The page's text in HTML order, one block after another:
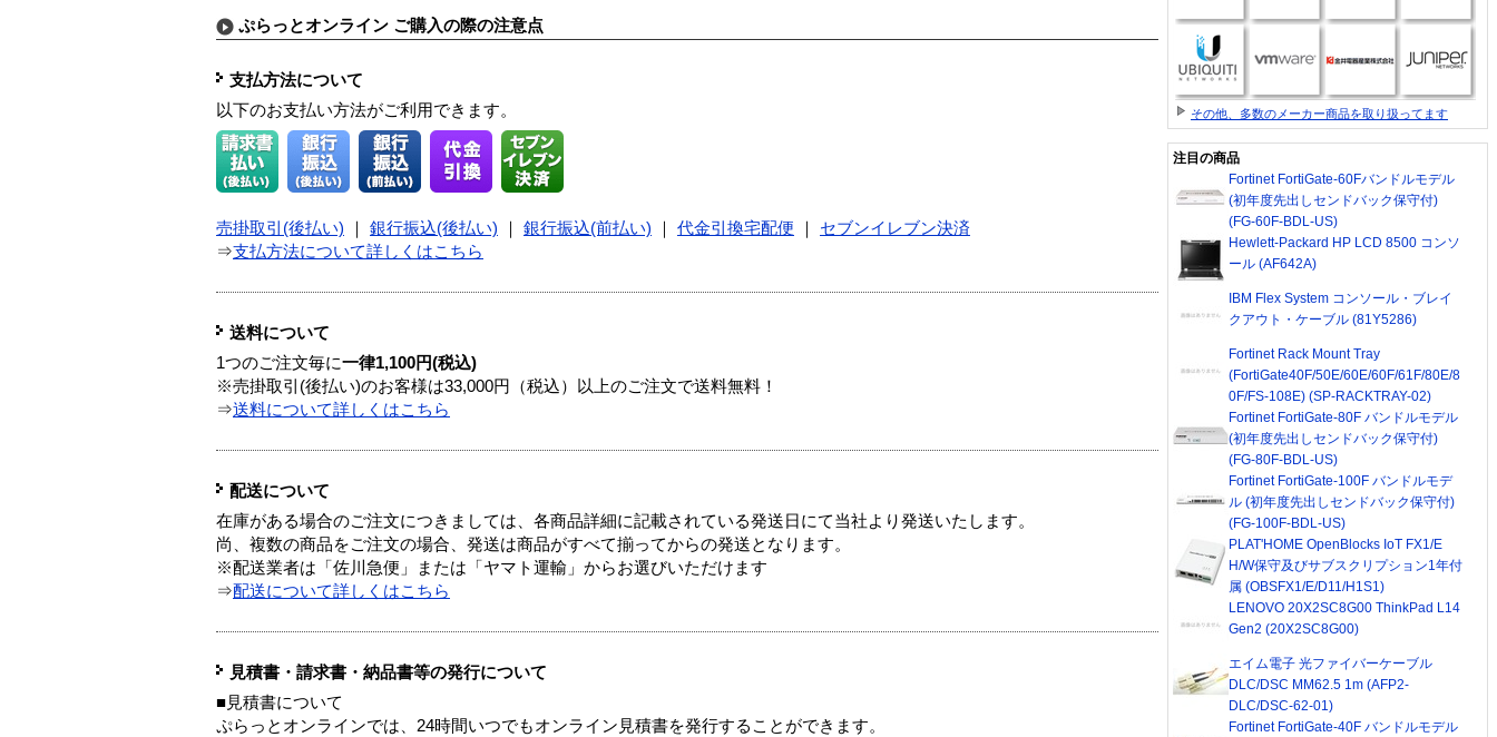
ぷらっとオンライン ご購入の際の注意点
支払方法について
以下のお支払い方法がご利用できます。
売掛取引(後払い) 銀行振込(後払い) 銀行振込(前払い) 代金引換宅配便
セブンイレブン決済
⇒支払方法について詳しくはこちら
送料について
1つのご注文毎に一律1,100円(税込)
※売掛取引(後払い)のお客様は33,000円（税込）以上のご注文で送料無料！
⇒送料について詳しくはこちら
配送について
在庫がある場合のご注文につきましては、各商品詳細に記載されている発送日にて当社より発送いたします。
尚、複数の商品をご注文の場合、発送は商品がすべて揃ってからの発送となります。
※配送業者は「佐川急便」または「ヤマト運輸」からお選びいただけます
⇒配送について詳しくはこちら
見積書・請求書・納品書等の発行について
■見積書について
ぷらっとオンラインでは、24時間いつでもオンライン見積書を発行することができます。
その他、多数のメーカー商品を取り扱ってます
注目の商品
Fortinet FortiGate-60Fバンドルモデル
(初年度先出しセンドバック保守付)
(FG-60F-BDL-US)
Hewlett-Packard HP LCD 8500 コンソ
ール (AF642A)
IBM Flex System コンソール・ブレイ
クアウト・ケーブル (81Y5286)
Fortinet Rack Mount Tray
(FortiGate40F/50E/60E/60F/61F/80E/8
0F/FS-108E) (SP-RACKTRAY-02)
Fortinet FortiGate-80F バンドルモデル
(初年度先出しセンドバック保守付)
(FG-80F-BDL-US)
Fortinet FortiGate-100F バンドルモデ
ル (初年度先出しセンドバック保守付)
(FG-100F-BDL-US)
PLAT'HOME OpenBlocks IoT FX1/E
H/W保守及びサブスクリプション1年付
属 (OBSFX1/E/D11/H1S1)
LENOVO 20X2SC8G00 ThinkPad L14
Gen2 (20X2SC8G00)
エイム電子 光ファイバーケーブル
DLC/DSC MM62.5 1m (AFP2-
DLC/DSC-62-01)
Fortinet FortiGate-40F バンドルモデル